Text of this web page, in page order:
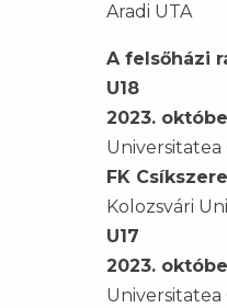
Aradi UTA
A felsőházi
U18
2023.
Universitatea
FK
Kolozsvári
U17
2023.
Universitatea